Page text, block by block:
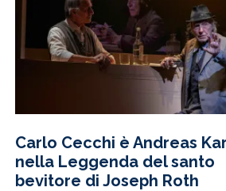
Carlo Cecchi è Andreas
nella Leggenda del santo
bevitore di Joseph Roth